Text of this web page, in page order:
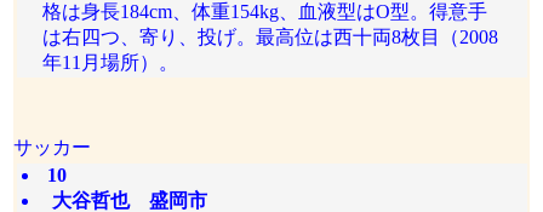
格は身長184cm、体重154kg、血液型はO型。得意手
は右四つ、寄り、投げ。最高位は西十両8枚目（2008
年11月場所）。
サッカー
10
大谷哲也 盛岡市